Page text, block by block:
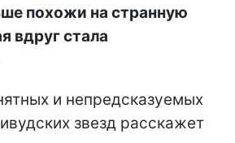
похожи на странную
вдруг стала
и непредсказуемых
звезд расскажет